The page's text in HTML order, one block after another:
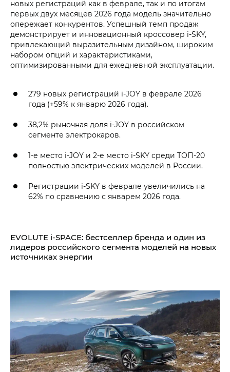
новых регистраций как в феврале, так и по итогам
первых двух месяцев 2026 года модель значительно
опережает конкурентов. Успешный темп продаж
демонстрирует и инновационный кроссовер i‑SKY,
привлекающий выразительным дизайном, широким
набором опций и характеристиками,
оптимизированными для ежедневной эксплуатации.
279 новых регистраций i‑JOY в феврале 2026
года (+59% к январю 2026 года).
38,2% рыночная доля i‑JOY в российском
сегменте электрокаров.
1-е место i‑JOY и 2-е место i‑SKY среди ТОП-20
полностью электрических моделей в России.
Регистрации i‑SKY в феврале увеличились на
62% по сравнению с январем 2026 года.
EVOLUTE i‑SPACE: бестселлер бренда и один из
лидеров российского сегмента моделей на новых
источниках энергии